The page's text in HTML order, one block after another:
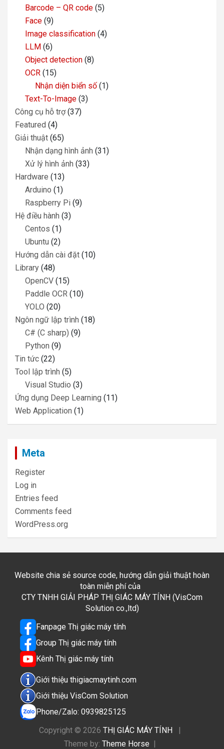
Barcode – QR code (5)
Face (9)
Image classification (4)
LLM (6)
Object detection (8)
OCR (15)
Nhận diện biển số (1)
Text-To-Image (3)
Công cụ hỗ trợ(37)
Featured (4)
Giải thuật (65)
Nhận dạng hình ảnh (31)
Xử lý hình ảnh (33)
Hardware (13)
Arduino (1)
Raspberry Pi (9)
Hệ điều hành (3)
Centos (1)
Ubuntu (2)
Hướng dẫn cài đặt (10)
Library (48)
OpenCV (15)
Paddle OCR (10)
YOLO (20)
Ngôn ngữ lập trình (18)
C# (C sharp) (9)
Python (9)
Tin tức (22)
Tool lập trình (5)
Visual Studio (3)
Ứng dụng Deep Learning (11)
Web Application (1)
Meta
Register
Log in
Entries feed
Comments feed
WordPress.org
Website chia sẻ source code, hướng dẫn giải thuật hoàn
toàn miễn phí của
CTY TNHH GIẢI PHÁP THỊ GIÁC MÁY TÍNH (VisCom
Solution co.,ltd)
Fanpage Thị giác máy tính
Group Thị giác máy tính
Kênh Thị giác máy tính
Giới thiệu thigiacmaytinh.com
Giới thiệu VisCom Solution
Phone/Zalo: 0939825125
Copyright © 2026 THỊ GIÁC MÁY TÍNH
Theme by: Theme Horse